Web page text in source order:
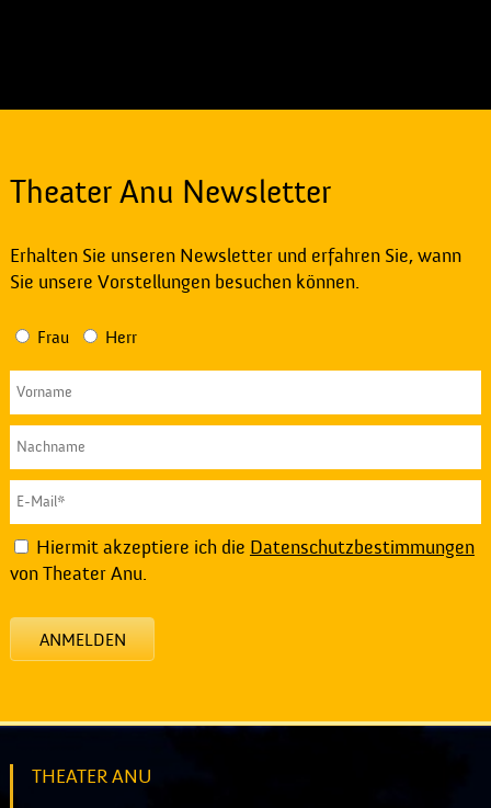
Theater Anu Newsletter
Erhalten Sie unseren Newsletter und erfahren Sie, wann
Sie unsere Vorstellungen besuchen können.
Frau Herr
Hiermit akzeptiere ich die Datenschutzbestimmungen
von Theater Anu.
ANMELDEN
THEATER ANU